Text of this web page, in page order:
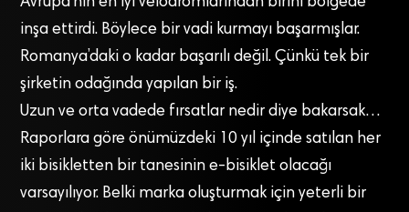
inşa ettirdi. Böylece bir vadi kurmayı başarmışlar.
Romanya’daki o kadar başarılı değil. Çünkü tek bir
şirketin odağında yapılan bir iş.
Uzun ve orta vadede fırsatlar nedir diye bakarsak…
Raporlara göre önümüzdeki 10 yıl içinde satılan her
iki bisikletten bir tanesinin e-bisiklet olacağı
varsayılıyor. Belki marka oluşturmak için yeterli bir